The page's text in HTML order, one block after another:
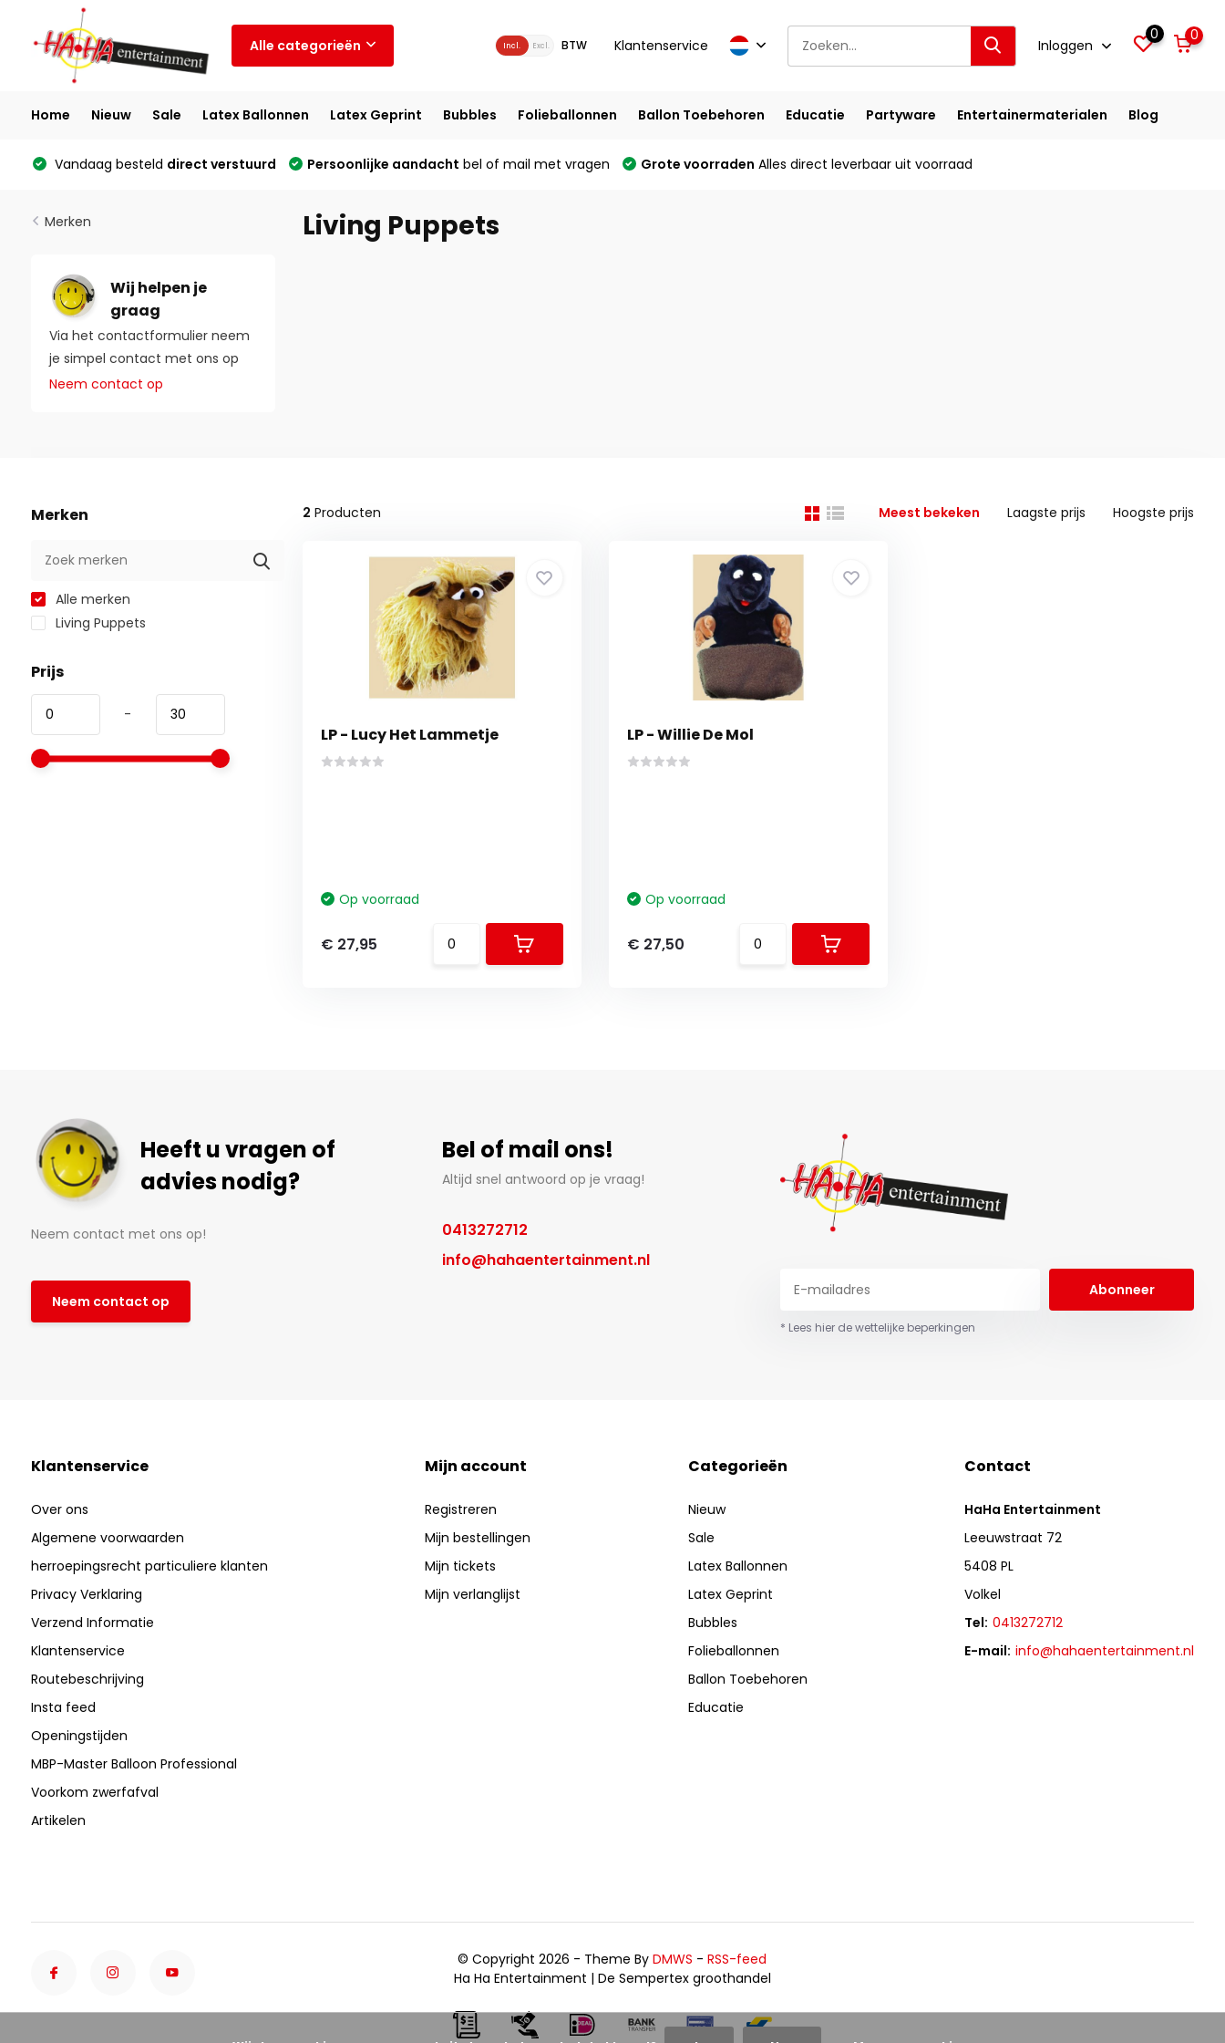
Alle categorieën Incl. Excl. BTW Klantenservice Inloggen
0 0
Home Nieuw Sale Latex Ballonnen Latex Geprint Bubbles Folieballonnen Ballon Toebehoren Educatie Partyware Entertainermaterialen Blog
Vandaag besteld direct verstuurd Persoonlijke aandacht bel of mail met vragen Grote voorraden Alles direct leverbaar uit voorraad
Merken
Wij helpen je
graag
Via het contactformulier neem
je simpel contact met ons op
Neem contact op
Living Puppets
Merken
Alle merken
Living Puppets
Prijs
-
2 Producten Meest bekeken Laagste prijs Hoogste prijs
LP - Lucy Het Lammetje
Op voorraad
€ 27,95
LP - Willie De Mol
Op voorraad
€ 27,50
Heeft u vragen of
advies nodig?
Neem contact met ons op!
Neem contact op
Bel of mail ons!
Altijd snel antwoord op je vraag!
0413272712
info@hahaentertainment.nl
Abonneer
* Lees hier de wettelijke beperkingen
Klantenservice
Over ons
Algemene voorwaarden
herroepingsrecht particuliere klanten
Privacy Verklaring
Verzend Informatie
Klantenservice
Routebeschrijving
Insta feed
Openingstijden
MBP-Master Balloon Professional
Voorkom zwerfafval
Artikelen
Mijn account
Registreren
Mijn bestellingen
Mijn tickets
Mijn verlanglijst
Categorieën
Nieuw
Sale
Latex Ballonnen
Latex Geprint
Bubbles
Folieballonnen
Ballon Toebehoren
Educatie
Contact
HaHa Entertainment
Leeuwstraat 72
5408 PL
Volkel
Tel: 0413272712
E-mail: info@hahaentertainment.nl
© Copyright 2026 - Theme ByDMWS -RSS-feed
Ha Ha Entertainment | De Sempertex groothandel